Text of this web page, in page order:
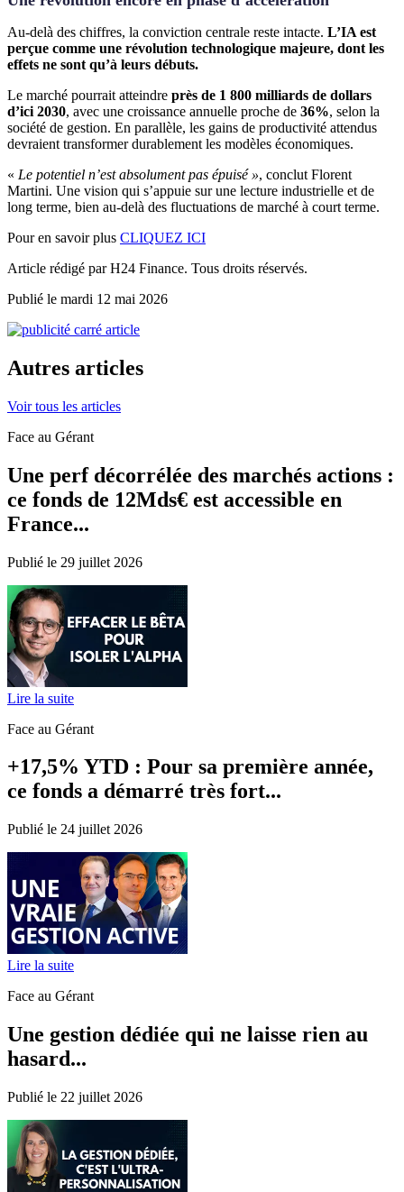
Au-delà des chiffres, la conviction centrale reste intacte. L’IA est
perçue comme une révolution technologique majeure, dont les
effets ne sont qu’à leurs débuts.
Le marché pourrait atteindre près de 1 800 milliards de dollars
d’ici 2030, avec une croissance annuelle proche de 36%, selon la
société de gestion. En parallèle, les gains de productivité attendus
devraient transformer durablement les modèles économiques.
« Le potentiel n’est absolument pas épuisé », conclut Florent
Martini. Une vision qui s’appuie sur une lecture industrielle et de
long terme, bien au-delà des fluctuations de marché à court terme.
Pour en savoir plus CLIQUEZ ICI
Article rédigé par H24 Finance. Tous droits réservés.
Publié le mardi 12 mai 2026
Autres articles
Voir tous les articles
Face au Gérant
Une perf décorrélée des marchés actions :
ce fonds de 12Mds€ est accessible en
France...
Publié le 29 juillet 2026
Lire la suite
Face au Gérant
+17,5% YTD : Pour sa première année,
ce fonds a démarré très fort...
Publié le 24 juillet 2026
Lire la suite
Face au Gérant
Une gestion dédiée qui ne laisse rien au
hasard...
Publié le 22 juillet 2026